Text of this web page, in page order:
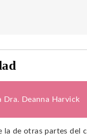
Dra. Deanna Harvick
la de otras partes del